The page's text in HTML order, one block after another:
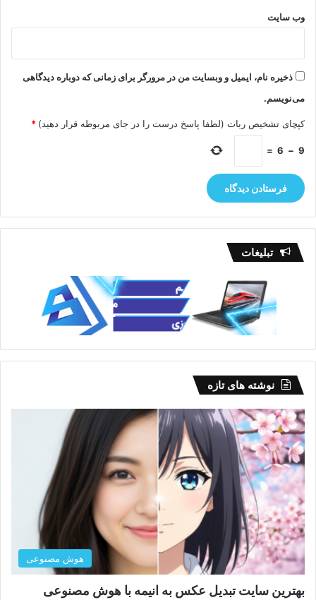
وب‌ سایت
ذخیره نام، ایمیل و وبسایت من در مرورگر برای زمانی که دوباره دیدگاهی
می‌نویسم.
کپچای تشخیص ربات (لطفا پاسخ درست را در جای مربوطه قرار دهید) *
9
−
6
=
تبلیغات
نوشته های تازه
هوش مصنوعی
بهترین سایت تبدیل عکس به انیمه با هوش مصنوعی